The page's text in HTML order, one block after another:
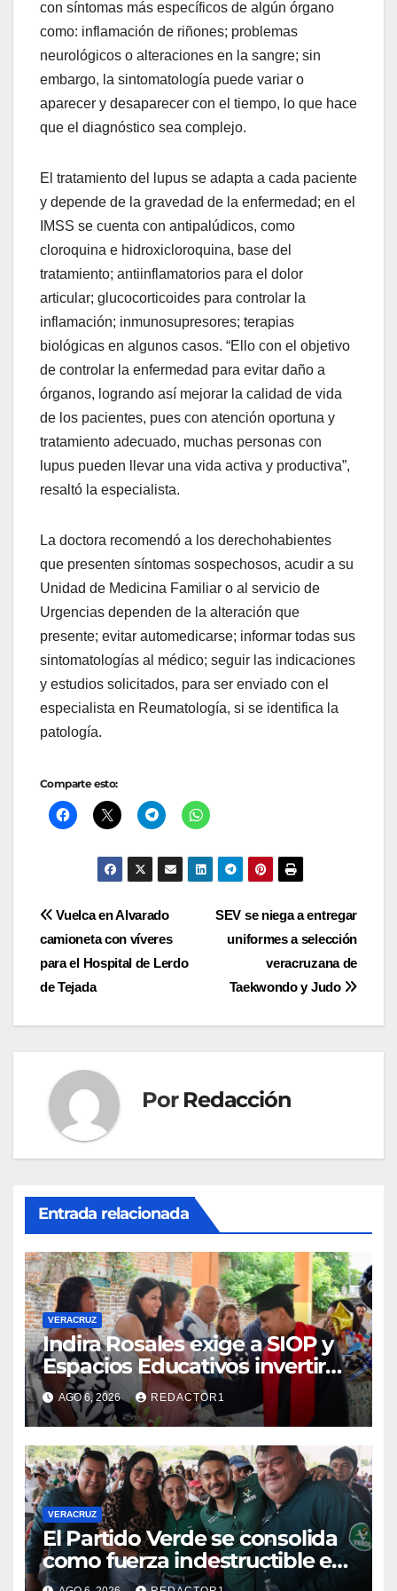
con síntomas más específicos de algún órgano
como: inflamación de riñones; problemas
neurológicos o alteraciones en la sangre; sin
embargo, la sintomatología puede variar o
aparecer y desaparecer con el tiempo, lo que hace
que el diagnóstico sea complejo.
El tratamiento del lupus se adapta a cada paciente
y depende de la gravedad de la enfermedad; en el
IMSS se cuenta con antipalúdicos, como
cloroquina e hidroxicloroquina, base del
tratamiento; antiinflamatorios para el dolor
articular; glucocorticoides para controlar la
inflamación; inmunosupresores; terapias
biológicas en algunos casos. “Ello con el objetivo
de controlar la enfermedad para evitar daño a
órganos, logrando así mejorar la calidad de vida
de los pacientes, pues con atención oportuna y
tratamiento adecuado, muchas personas con
lupus pueden llevar una vida activa y productiva”,
resaltó la especialista.
La doctora recomendó a los derechohabientes
que presenten síntomas sospechosos, acudir a su
Unidad de Medicina Familiar o al servicio de
Urgencias dependen de la alteración que
presente; evitar automedicarse; informar todas sus
sintomatologías al médico; seguir las indicaciones
y estudios solicitados, para ser enviado con el
especialista en Reumatología, si se identifica la
patología.
Comparte esto:
Navegación
de
entradas
SEV se niega a entregar
uniformes a selección
veracruzana de
Taekwondo y Judo
Vuelca en Alvarado
camioneta con víveres
para el Hospital de Lerdo
de Tejada
Por Redacción
Entrada relacionada
VERACRUZ
Indira Rosales exige a SIOP y
Espacios Educativos invertir
760 millones de pesos en
obras para escuelas de
Veracruz
AGO 6, 2026 REDACTOR1
VERACRUZ
​El Partido Verde se consolida
como fuerza indestructible en
la zona norte de Veracruz